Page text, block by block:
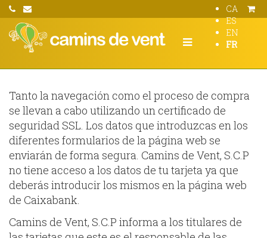
CA
ES
EN
FR
Tanto la navegación como el proceso de compra
se llevan a cabo utilizando un certificado de
seguridad SSL. Los datos que introduzcas en los
diferentes formularios de la página web se
enviarán de forma segura. Camins de Vent, S.C.P
no tiene acceso a los datos de tu tarjeta ya que
deberás introducir los mismos en la página web
de Caixabank.
Camins de Vent, S.C.P informa a los titulares de